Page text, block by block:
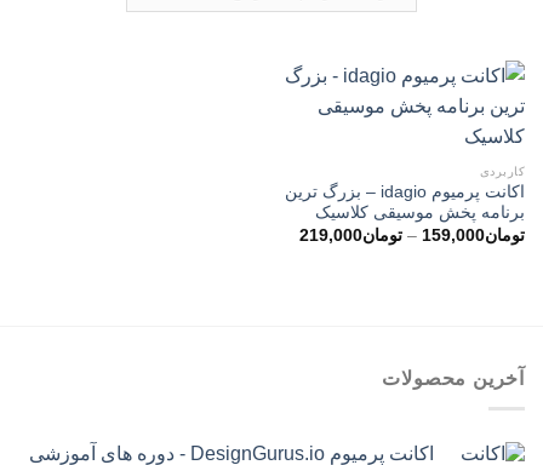
کاربردی
اکانت پرمیوم idagio – بزرگ ترین
برنامه پخش موسیقی کلاسیک
تومان159,000
– تومان219,000محدوده
آخرین محصولات
اکانت پرمیوم DesignGurus.io - دوره ‌های آموزشی